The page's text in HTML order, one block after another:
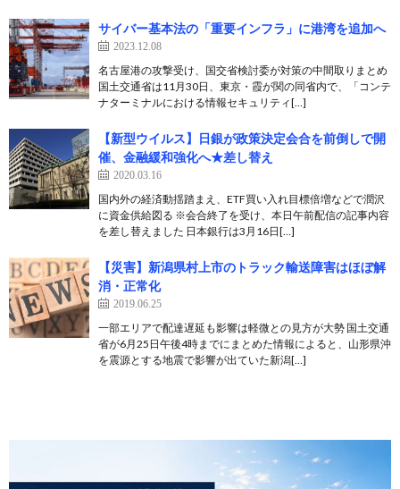
サイバー基本法の「重要インフラ」に港湾を追加へ
2023.12.08
名古屋港の攻撃受け、国交省検討委が対策の中間取りまとめ
国土交通省は11月30日、東京・霞が関の同省内で、「コンテ
ナターミナルにおける情報セキュリティ[…]
【新型ウイルス】日銀が政策決定会合を前倒しで開
催、金融緩和強化へ★差し替え
2020.03.16
国内外の経済動揺踏まえ、ETF買い入れ目標倍増などで潤沢
に資金供給図る ※会合終了を受け、本日午前配信の記事内容
を差し替えました 日本銀行は3月16日[…]
【災害】新潟県村上市のトラック輸送障害はほぼ解
消・正常化
2019.06.25
一部エリアで配達遅延も影響は軽微との見方が大勢 国土交通
省が6月25日午後4時までにまとめた情報によると、山形県沖
を震源とする地震で影響が出ていた新潟[…]